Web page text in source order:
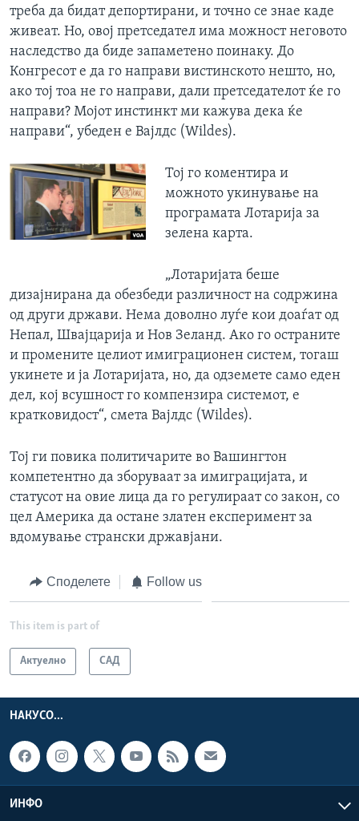
треба да бидат депортирани, и точно се знае каде
живеат. Но, овој претседател има можност неговото
наследство да биде запаметено поинаку. До
Конгресот е да го направи вистинското нешто, но,
ако тој тоа не го направи, дали претседателот ќе го
направи? Мојот инстинкт ми кажува дека ќе
направи“, убеден е Вајлдс (Wildes).
Тој го коментира и
можното укинување на
програмата Лотарија за
зелена карта.
„Лотаријата беше
дизајнирана да обезбеди различност на содржина
од други држави. Нема доволно луѓе кои доаѓат од
Непал, Швајцарија и Нов Зеланд. Ако го остраните
и промените целиот имиграционен систем, тогаш
укинете и ја Лотаријата, но, да одземете само еден
дел, кој всушност го компензира системот, е
кратковидост“, смета Вајлдс (Wildes).
Тој ги повика политичарите во Вашингтон
компетентно да зборуваат за имиграцијата, и
статусот на овие лица да го регулираат со закон, со
цел Америка да остане златен експеримент за
вдомување странски државјани.
Споделете Follow us
This item is part of
Актуелно САД
НАКУСО...
ИНФО